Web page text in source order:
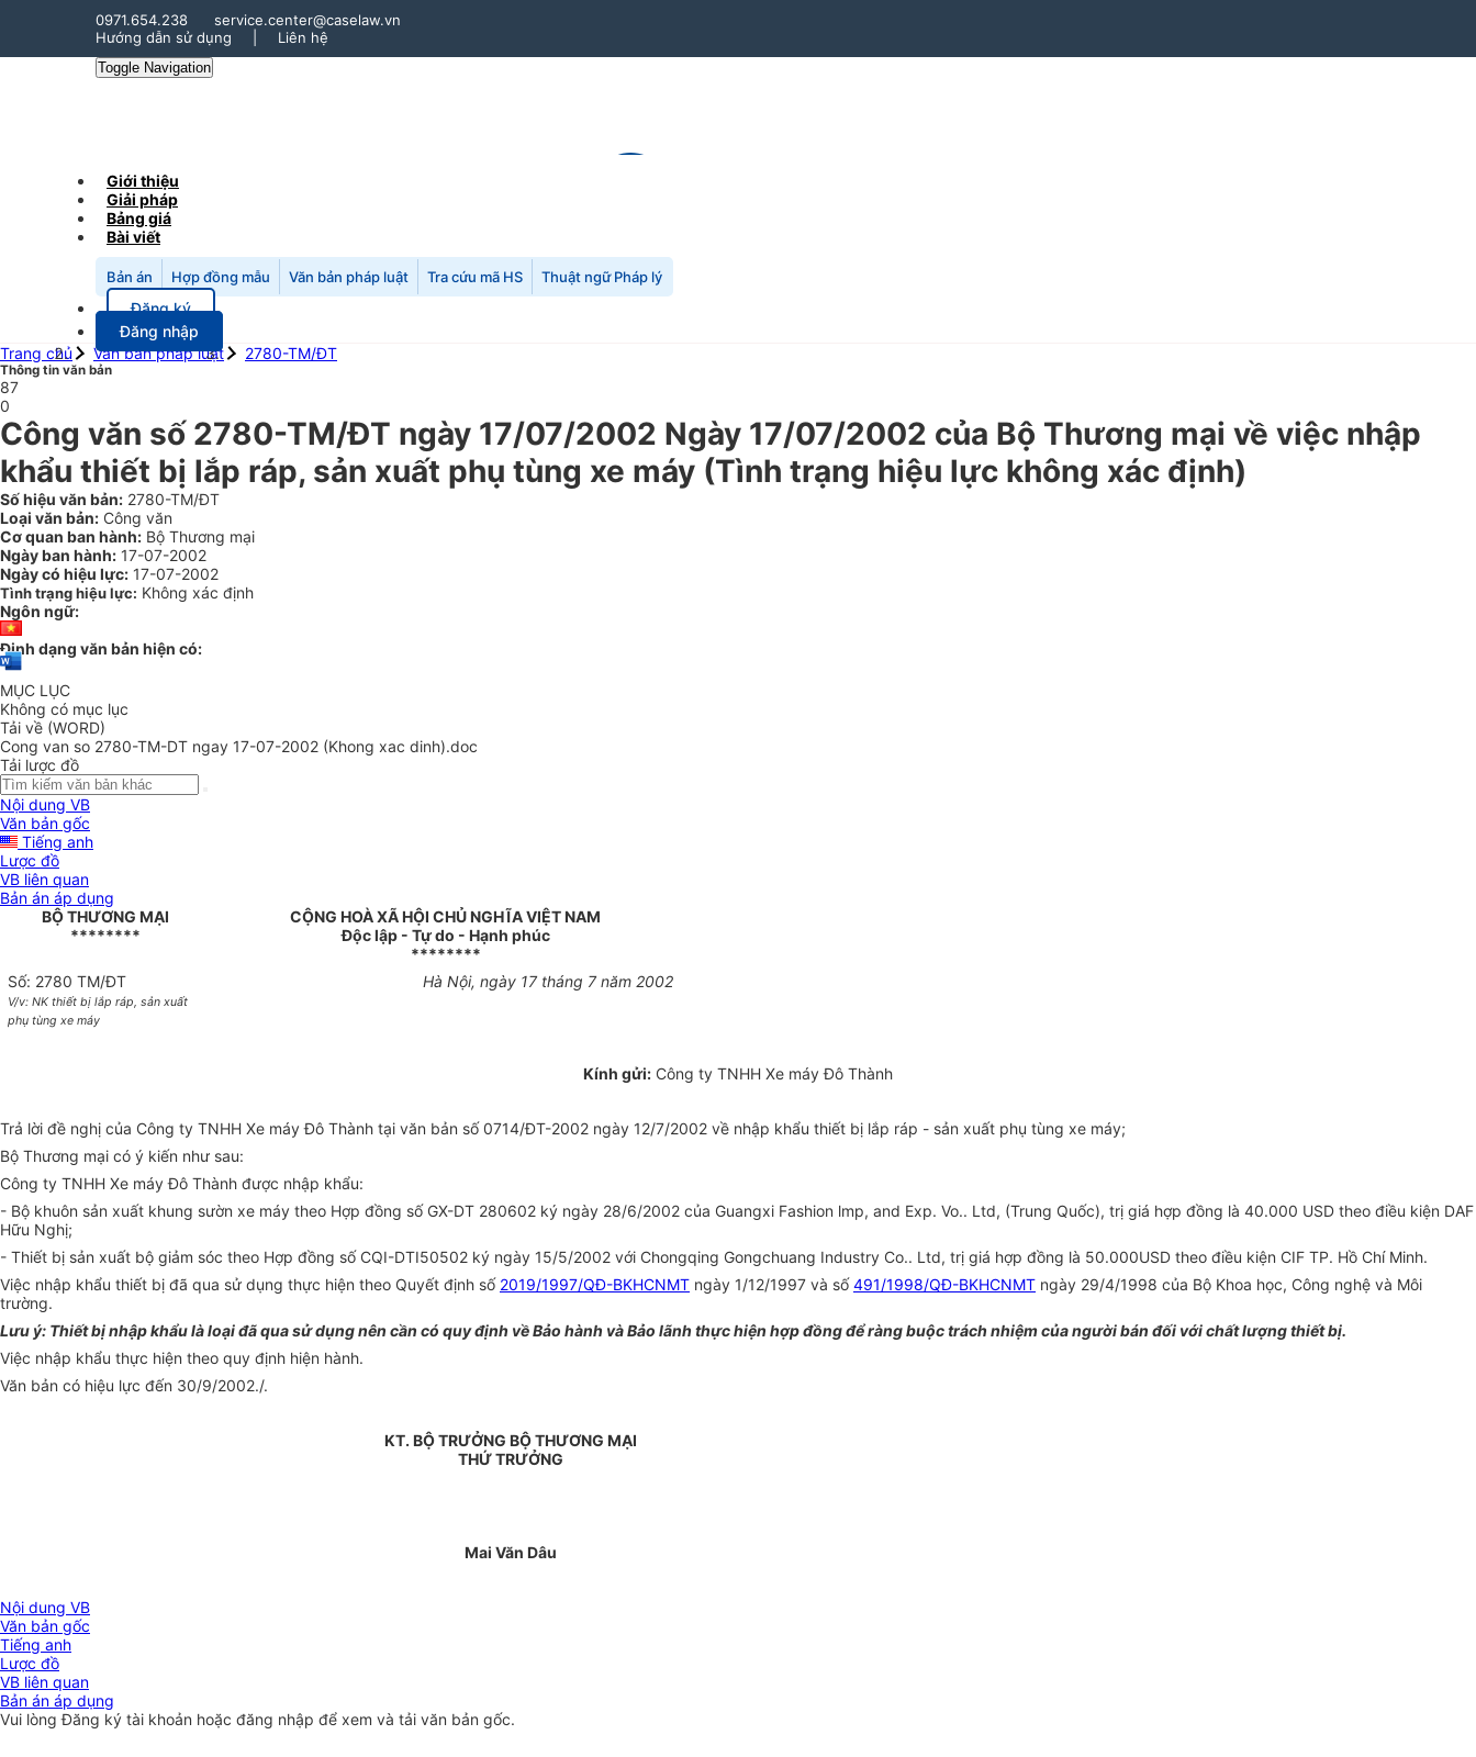
0971.654.238
service.center@caselaw.vn
Hướng dẫn sử dụng
Liên hệ
Toggle Navigation
Giới thiệu
Giải pháp
Bảng giá
Bài viết
Bản án Hợp đồng mẫu Văn bản pháp luật Tra cứu mã HS Thuật ngữ Pháp lý
Đăng ký
Đăng nhập
Trang chủ
Văn bản pháp luật 2780-TM/ĐT
Thông tin văn bản
87
0
Công văn số 2780-TM/ĐT ngày 17/07/2002 Ngày 17/07/2002 của Bộ Thương mại về việc nhập
khẩu thiết bị lắp ráp, sản xuất phụ tùng xe máy (Tình trạng hiệu lực không xác định)
Số hiệu văn bản: 2780-TM/ĐT
Loại văn bản: Công văn
Cơ quan ban hành: Bộ Thương mại
Ngày ban hành: 17-07-2002
Ngày có hiệu lực: 17-07-2002
Tình trạng hiệu lực: Không xác định
Ngôn ngữ:
Định dạng văn bản hiện có:
MỤC LỤC
Không có mục lục
Tải về (WORD)
Cong van so 2780-TM-DT ngay 17-07-2002 (Khong xac dinh).doc
Tải lược đồ
Nội dung VB
Văn bản gốc
Tiếng anh
Lược đồ
VB liên quan
Bản án áp dụng
BỘ THƯƠNG MẠI
********
CỘNG HOÀ XÃ HỘI CHỦ NGHĨA VIỆT NAM
Độc lập - Tự do - Hạnh phúc
********
Số: 2780 TM/ĐT
V/v: NK thiết bị lắp ráp, sản xuất
phụ tùng xe máy
Hà Nội, ngày 17 tháng 7 năm 2002
Kính gửi: Công ty TNHH Xe máy Đô Thành
Trả lời đề nghị của Công ty TNHH Xe máy Đô Thành tại văn bản số 0714/ĐT-2002 ngày 12/7/2002 về nhập khẩu thiết bị lắp ráp - sản xuất phụ tùng xe máy;
Bộ Thương mại có ý kiến như sau:
Công ty TNHH Xe máy Đô Thành được nhập khẩu:
- Bộ khuôn sản xuất khung sườn xe máy theo Hợp đồng số GX-DT 280602 ký ngày 28/6/2002 của Guangxi Fashion lmp, and Exp. Vo.. Ltd, (Trung Quốc), trị giá hợp đồng là 40.000 USD theo điều kiện DAF
Hữu Nghị;
- Thiết bị sản xuất bộ giảm sóc theo Hợp đồng số CQI-DTI50502 ký ngày 15/5/2002 với Chongqing Gongchuang Industry Co.. Ltd, trị giá hợp đồng là 50.000USD theo điều kiện CIF TP. Hồ Chí Minh.
Việc nhập khẩu thiết bị đã qua sử dụng thực hiện theo Quyết định số 2019/1997/QĐ-BKHCNMT ngày 1/12/1997 và số491/1998/QĐ-BKHCNMT ngày 29/4/1998 của Bộ Khoa học, Công nghệ và Môi
trường.
Lưu ý: Thiết bị nhập khẩu là loại đã qua sử dụng nên cần có quy định về Bảo hành và Bảo lãnh thực hiện hợp đồng để ràng buộc trách nhiệm của người bán đối với chất lượng thiết bị.
Việc nhập khẩu thực hiện theo quy định hiện hành.
Văn bản có hiệu lực đến 30/9/2002./.
KT. BỘ TRƯỞNG BỘ THƯƠNG MẠI
THỨ TRƯỞNG
Mai Văn Dâu
Nội dung VB
Văn bản gốc
Tiếng anh
Lược đồ
VB liên quan
Bản án áp dụng
Vui lòngĐăng ký tài khoản hoặc đăng nhập để xem và tải văn bản gốc.